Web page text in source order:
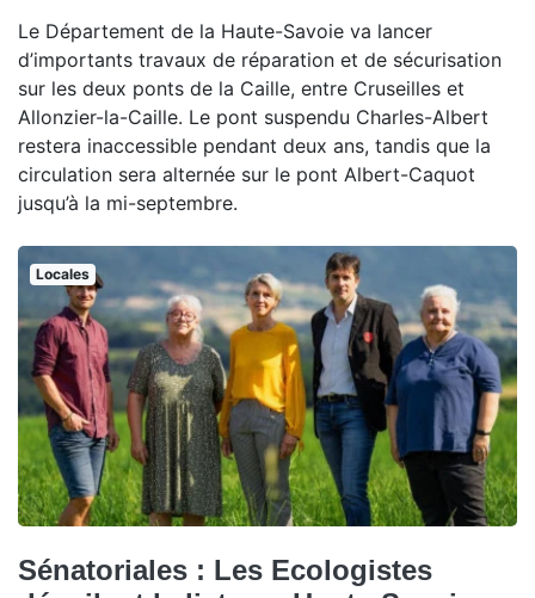
Le Département de la Haute-Savoie va lancer
d’importants travaux de réparation et de sécurisation
sur les deux ponts de la Caille, entre Cruseilles et
Allonzier-la-Caille. Le pont suspendu Charles-Albert
restera inaccessible pendant deux ans, tandis que la
circulation sera alternée sur le pont Albert-Caquot
jusqu’à la mi-septembre.
Locales
Sénatoriales : Les Ecologistes